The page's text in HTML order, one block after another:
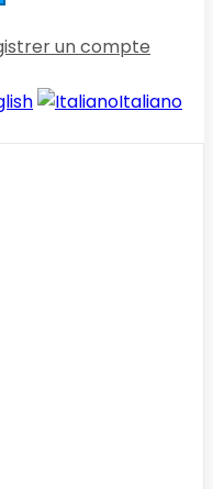
un compte
Italiano